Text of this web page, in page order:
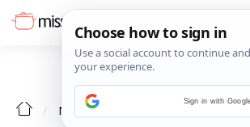
NAJAVE
Sign in with